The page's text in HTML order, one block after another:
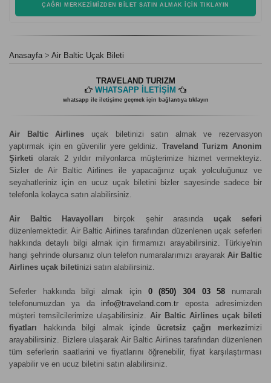
ÇAĞRI MERKEZIMIZDEN BILET SATIN ALMAK İÇIN TIKLAYIN
Anasayfa Air Baltic Uçak Bileti
TRAVELAND TURIZM
WHATSAPP İLETİŞİM
whatsapp ile iletişime geçmek için bağlantıya tıklayın
Air Baltic Airlines uçak biletinizi satın almak ve rezervasyon
yaptırmak için en güvenilir yere geldiniz. Traveland Turizm Anonim
Şirketi olarak 2 yıldır milyonlarca müşterimize hizmet vermekteyiz.
Sizler de Air Baltic Airlines ile yapacağınız uçak yolculuğunuz ve
seyahatleriniz için en ucuz uçak biletini bizler sayesinde sadece bir
telefonla kolayca satın alabilirsiniz.
Air Baltic Havayolları birçok şehir arasında uçak seferi
düzenlemektedir. Air Baltic Airlines tarafından düzenlenen uçak seferleri
hakkında detaylı bilgi almak için firmamızı arayabilirsiniz. Türkiye'nin
hangi şehrinde olursanız olun telefon numaralarımızı arayarak Air Baltic
Airlines uçak biletinizi satın alabilirsiniz.
Seferler hakkında bilgi almak için 0 (850) 304 03 58 numaralı
telefonumuzdan ya da info@traveland.com.tr eposta adresimizden
müşteri temsilcilerimize ulaşabilirsiniz. Air Baltic Airlines uçak bileti
fiyatları hakkında bilgi almak içinde ücretsiz çağrı merkezimizi
arayabilirsiniz. Bizlere ulaşarak Air Baltic Airlines tarafından düzenlenen
tüm seferlerin saatlarini ve fiyatlarını öğrenebilir, fiyat karşılaştırması
yapabilir ve en ucuz biletini satın alabilirsiniz.